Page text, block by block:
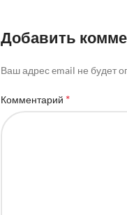
Добавить
Ваш адрес email не будет
Комментарий *